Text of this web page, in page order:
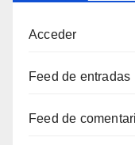
Acceder
Feed de entradas
Feed de